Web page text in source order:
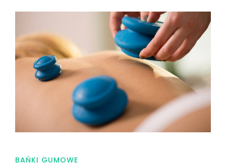
BAŃKI GUMOWE